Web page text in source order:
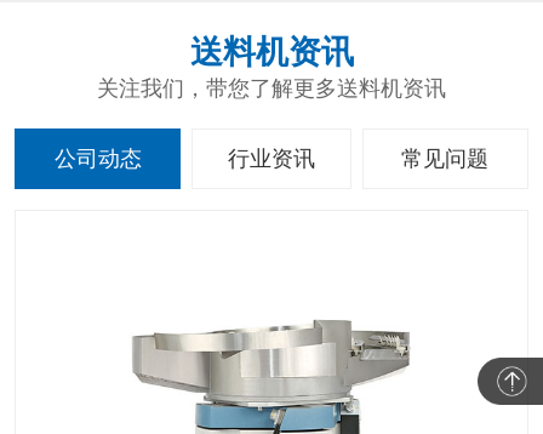
送料机资讯
关注我们，带您了解更多送料机资讯
公司动态 行业资讯 常见问题